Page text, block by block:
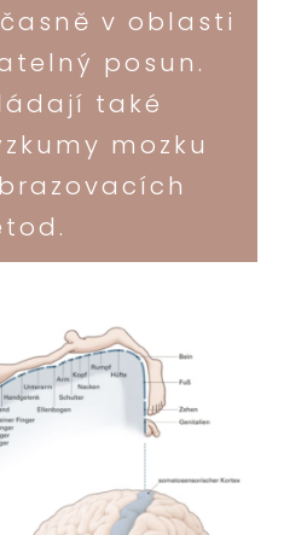
v oblasti
posun.
také
mozku